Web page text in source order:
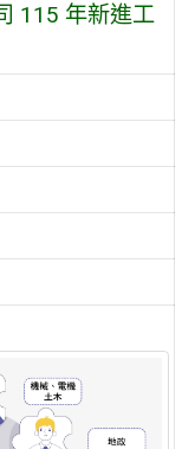
115 年新進工